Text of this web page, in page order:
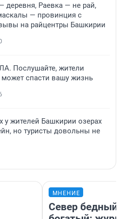
деревня, Раевка — не рай,
— провинция с
на райцентры Башкирии
Послушайте, жители
спасти вашу жизнь
у жителей Башкирии озерах
но туристы довольны не
МНЕНИЕ
Север бедный,